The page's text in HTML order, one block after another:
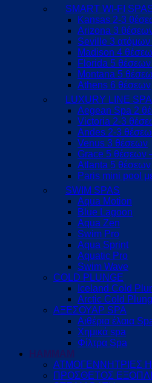
SMART WI-FI
Kansas 2-3
Arizona 3
Seville 3 ατόμων
Madison 4
Florida 5
Montana 5
Athens 6 θέσεων
LUXURY LINE
Aegean Spa 2
Victoria 2-3
Andes 2-3
Venus 3 θέσεων
Grace 5 θέσεων
Atlanta 5 θέσεων
Paris mini pool
SWIM SPAS
Aqua Motion
Blue Lagoon
Aqua Zen
Swim Pro
Aqua Sprint
Aquatic Pro
Swim Wave
COLD PLUNGE
Iceland Cold
Arctic Cold
ΑΞΕΣΟΥΑΡ SPA
Αιθέρια έλαια
Χημικά spa
Φίλτρα Spa
HAMMAM
ΑΤΜΟΓΕΝΝΗΤΡΙΕΣ
ΠΡΟΣΘΕΤΟΣ